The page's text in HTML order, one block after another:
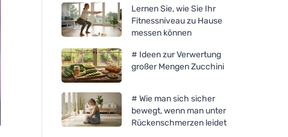
Lernen Sie, wie Sie Ihr
Fitnessniveau zu Hause
messen können
# Ideen zur Verwertung
großer Mengen Zucchini
# Wie man sich sicher
bewegt, wenn man unter
Rückenschmerzen leidet